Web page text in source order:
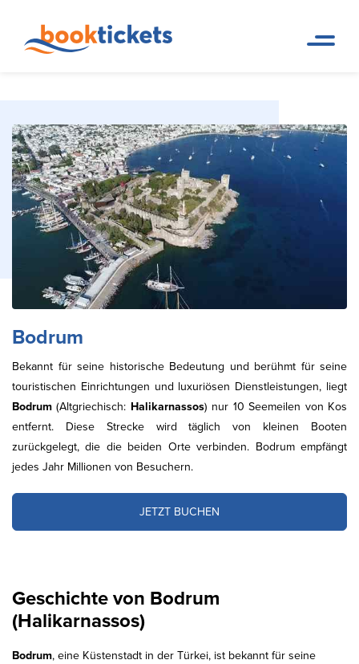
Bodrum
Bekannt für seine historische Bedeutung und berühmt für seine
touristischen Einrichtungen und luxuriösen Dienstleistungen, liegt
Bodrum(Altgriechisch: Halikarnassos) nur 10 Seemeilen von Kos
entfernt. Diese Strecke wird täglich von kleinen Booten
zurückgelegt, die die beiden Orte verbinden. Bodrum empfängt
jedes Jahr Millionen von Besuchern.
JETZT BUCHEN
Geschichte von Bodrum
(Halikarnassos)
Bodrum, eine Küstenstadt in der Türkei, ist bekannt für seine